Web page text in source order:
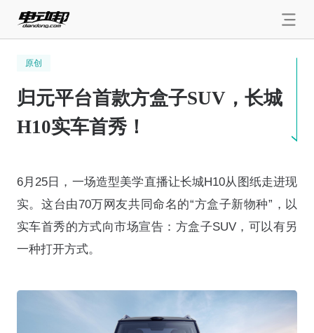
原创
归元平台首款方盒子SUV，长城
H10实车首秀！
6月25日，一场造型美学直播让长城H10从图纸走进现
实。这台由70万网友共同命名的“方盒子新物种”，以
实车首秀的方式向市场宣告：方盒子SUV，可以有另
一种打开方式。